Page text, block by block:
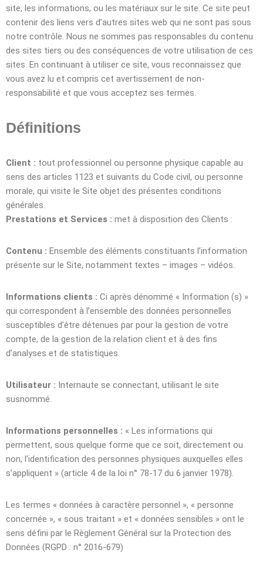
site, les informations, ou les matériaux sur le site. Ce site peut
contenir des liens vers d’autres sites web qui ne sont pas sous
notre contrôle. Nous ne sommes pas responsables du contenu
des sites tiers ou des conséquences de votre utilisation de ces
sites. En continuant à utiliser ce site, vous reconnaissez que
vous avez lu et compris cet avertissement de non-
responsabilité et que vous acceptez ses termes.
Définitions
Client : tout professionnel ou personne physique capable au
sens des articles 1123 et suivants du Code civil, ou personne
morale, qui visite le Site objet des présentes conditions
générales.
Prestations et Services : met à disposition des Clients :
Contenu : Ensemble des éléments constituants l’information
présente sur le Site, notamment textes – images – vidéos.
Informations clients : Ci après dénommé « Information (s) »
qui correspondent à l’ensemble des données personnelles
susceptibles d’être détenues par pour la gestion de votre
compte, de la gestion de la relation client et à des fins
d’analyses et de statistiques.
Utilisateur : Internaute se connectant, utilisant le site
susnommé.
Informations personnelles : « Les informations qui
permettent, sous quelque forme que ce soit, directement ou
non, l’identification des personnes physiques auxquelles elles
s’appliquent » (article 4 de la loi n° 78-17 du 6 janvier 1978).
Les termes « données à caractère personnel », « personne
concernée », « sous traitant » et « données sensibles » ont le
sens défini par le Règlement Général sur la Protection des
Données (RGPD : n° 2016-679)